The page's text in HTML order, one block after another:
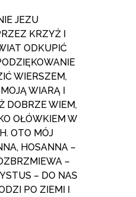
JEZU
KRZYŻ I
ODKUPIĆ
WIERSZEM,
WIARĄ I
DOBRZE WIEM,
OŁÓWKIEM W
OTO MÓJ
HOSANNA –
–
– DO NAS
PO ZIEMI I